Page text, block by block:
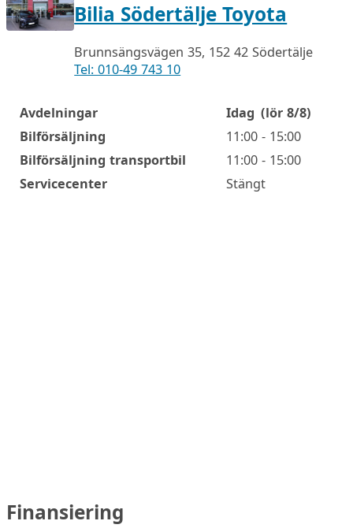
Bilia Södertälje Toyota
Brunnsängsvägen 35, 152 42 Södertälje
Tel: 010-49 743 10
Öppettider
Avdelningar Idag (lör 8/8)
Bilförsäljning
11:00 - 15:00
Bilförsäljning transportbil
11:00 - 15:00
Servicecenter
Stängt
Finansiering